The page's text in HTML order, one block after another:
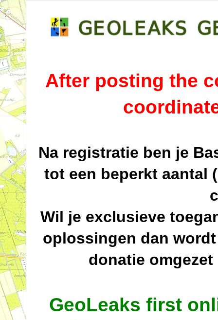
After posting the
Na registratie ben je
tot een beperkt aantal
Wil je exclusieve
oplossingen dan
donatie omgezet
GeoLeaks first